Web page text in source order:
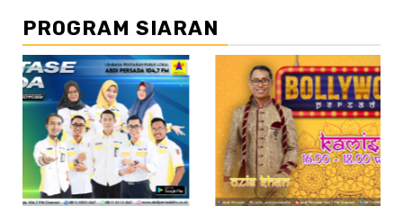
PROGRAM SIARAN
//2